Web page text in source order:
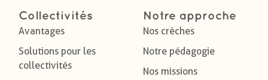
Collectivités
Avantages
Solutions pour les
collectivités
Notre approche
Nos crèches
Notre pédagogie
Nos missions